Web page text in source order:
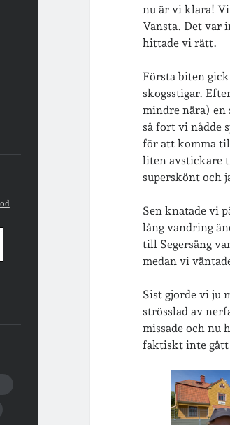
nu är vi klara!
Vansta. Det var
hittade vi rätt.
Första biten
skogsstigar.
mindre nära) en
så fort vi nådde
för att komma
liten avstickare
superskönt och
Sen knatade vi
lång vandring
till Segersäng
medan vi
Sist gjorde vi ju
strösslad av
missade och nu
faktiskt inte gått